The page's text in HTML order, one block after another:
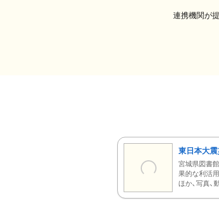
連携機関が
東日本大
宮城県図書
果的な利活
ほか、写真、